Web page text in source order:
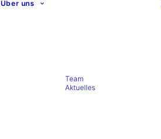
Über uns
Team
Aktuelles